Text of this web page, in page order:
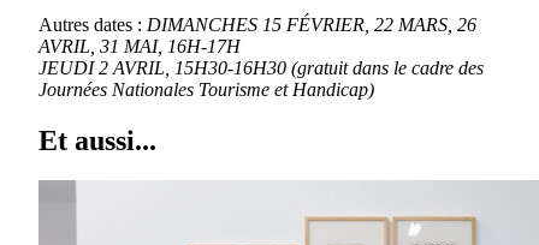
Autres dates : DIMANCHES 15 FÉVRIER, 22 MARS, 26
AVRIL, 31 MAI, 16H-17H
JEUDI 2 AVRIL, 15H30-16H30 (gratuit dans le cadre des
Journées Nationales Tourisme et Handicap)
Et aussi...